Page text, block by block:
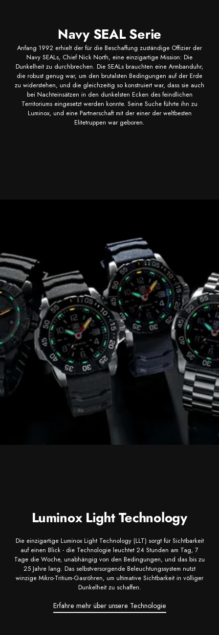
Navy SEAL Serie
Anfang 1992 erhielt der für die Beschaffung zuständige Offizier der
Navy SEALs, Chief Nick North, eine einzigartige Mission: Die
Dunkelheit zu durchbrechen. Die SEALs brauchten eine Armbanduhr,
die robust genug war, um den brutalsten Bedingungen auf der Erde
zu widerstehen, und die gleichzeitig so konstruiert war, dass sie auch
bei Nachteinsätzen in den dunkelsten Ecken des feindlichen
Territoriums eingesetzt werden konnte. Seine Suche führte ihn zu
Luminox, und eine Partnerschaft mit der einer der weltbesten
Elitetruppen war geboren.
Luminox Light Technology
Die einzigartige Luminox Light Technology (LLT) sorgt für Sichtbarkeit
auf einen Blick - die Technologie leuchtet 24 Stunden am Tag, 7
Tage die Woche, unabhängig von den Bedingungen, und das bis zu
25 Jahre lang. Das selbstversorgende Beleuchtungssystem nutzt
winzige Mikro-Tritium-Gasröhren, um ultimative Sichtbarkeit in völliger
Dunkelheit zu schaffen.
Erfahre mehr über unsere Technologie